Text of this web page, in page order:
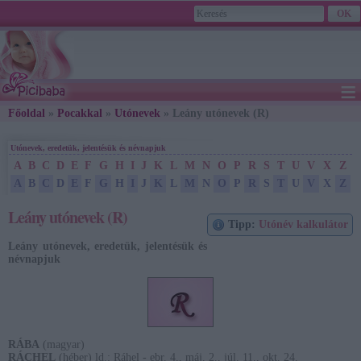
≡
Főoldal » Pocakkal » Utónevek » Leány utónevek (R)
2026. August 08., Saturday - László napja
Utónevek, eredetük, jelentésük és névnapjuk
A B C D E F G H J K L M N O P R S T U V X
Z
A
B C D F G H J K L M N O P R S U V X Z
Tipp: Utónév kalkulátor
Leány utónevek (R)
Leány utónevek, eredetük, jelentésük és
névnapjuk
RÁBA (magyar)
RÁCHEL (héber) ld.: Ráhel - ebr. 4., máj. 2., júl. 11., okt. 24.